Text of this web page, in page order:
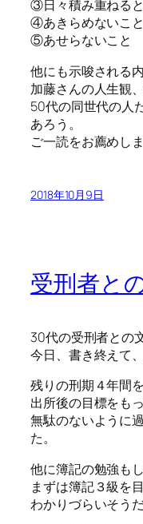
③日々積み重ねる
④あきらめないこと
⑤あせらないこと
他にも示唆される
加藤さんの人生観
50代の同世代の人
あろう。
ご一読をお薦めしま
2018年10月9日
受刑者と
30代の受刑者との
今日、書き終えて
残りの刑期４年間
出所後の目標をも
無駄のないように
た。
他に簿記の勉強も
まずは簿記３級を
わかりづらいそうだ